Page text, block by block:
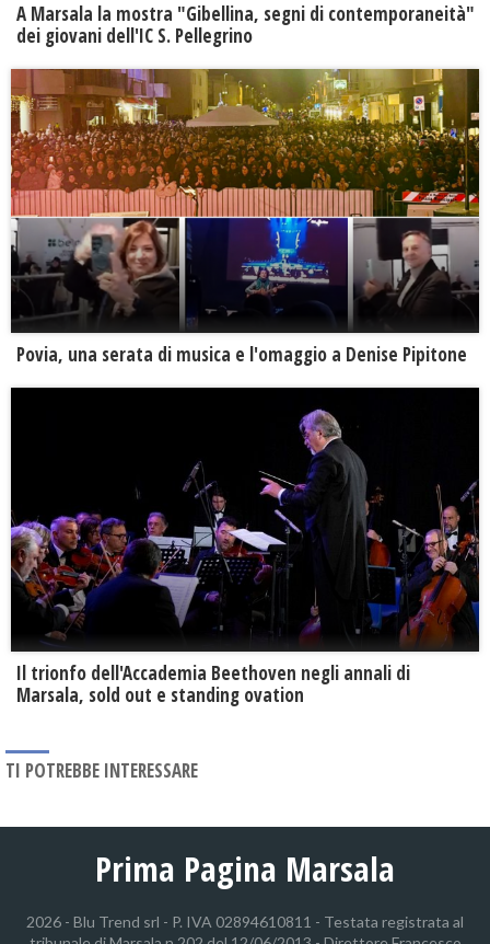
A Marsala la mostra "Gibellina, segni di contemporaneità"
dei giovani dell'IC S. Pellegrino
Povia, una serata di musica e l'omaggio a Denise Pipitone
Il trionfo dell'Accademia Beethoven negli annali di
Marsala, sold out e standing ovation
TI POTREBBE INTERESSARE
Prima Pagina Marsala
2026 - Blu Trend srl - P. IVA 02894610811 - Testata registrata al